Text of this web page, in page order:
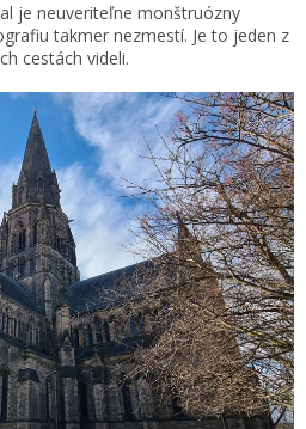
je neuveriteľne monštruózny
takmer nezmestí. Je to jeden z
cestách videli.